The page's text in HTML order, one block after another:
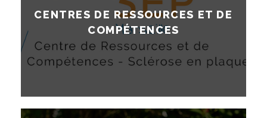
CENTRES DE RESSOURCES ET DE
COMPÉTENCES